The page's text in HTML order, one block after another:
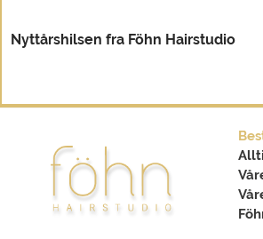
Nyttårshilsen fra Föhn Hairstudio